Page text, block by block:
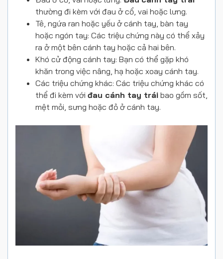
thường đi kèm với đau ở cổ, vai hoặc lưng.
Tê, ngứa ran hoặc yếu ở cánh tay, bàn tay
hoặc ngón tay: Các triệu chứng này có thể xảy
ra ở một bên cánh tay hoặc cả hai bên.
Khó cử động cánh tay: Bạn có thể gặp khó
khăn trong việc nâng, hạ hoặc xoay cánh tay.
Các triệu chứng khác: Các triệu chứng khác có
thể đi kèm với đau cánh tay trái bao gồm sốt,
mệt mỏi, sưng hoặc đỏ ở cánh tay.